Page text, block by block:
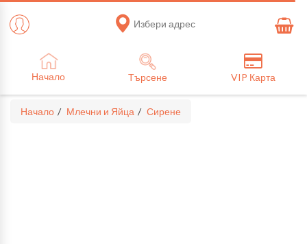
Избери адрес
Начало Търсене VIP Карта
Начало Млечни и Яйца Сирене